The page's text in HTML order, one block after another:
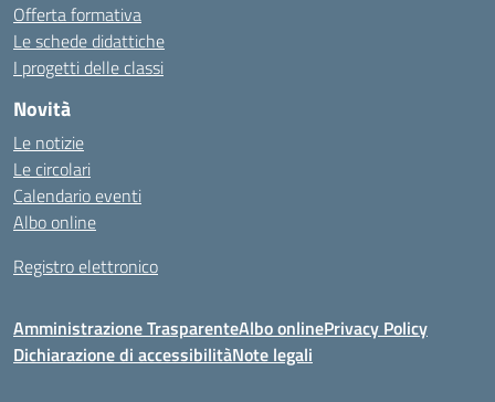
Offerta formativa
Le schede didattiche
I progetti delle classi
Novità
Le notizie
Le circolari
Calendario eventi
Albo online
Registro elettronico
Amministrazione TrasparenteAlbo onlinePrivacy Policy
Dichiarazione di accessibilitàNote legali